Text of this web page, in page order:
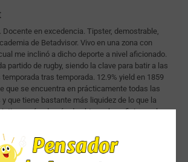
Docente en excedencia. Tipster, demostrable,
de Betadvisor. Vivo en una zona con
me inclinó a dicho deporte a nivel aficionado.
partido de rugby, siendo la clave para batir a las
tras temporada. 12.9% yield en 1859
que se encuentra en prácticamente todas las
que tiene bastante más liquidez de lo que la
será, además de obtener beneficio en el
de Apuestas.